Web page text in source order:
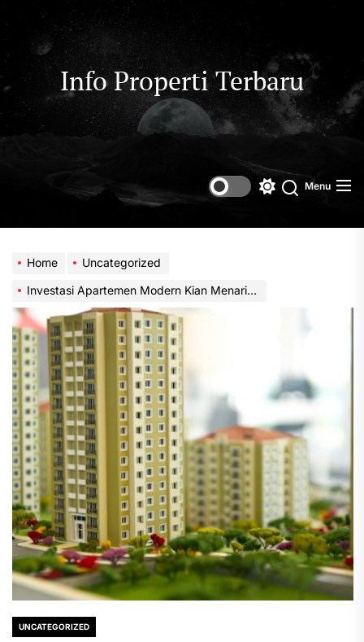
to
content
Info Properti Terbaru
Switch
mode
Menu
Home
Uncategorized
Investasi Apartemen Modern Kian Menarik Perhatian
UNCATEGORIZED